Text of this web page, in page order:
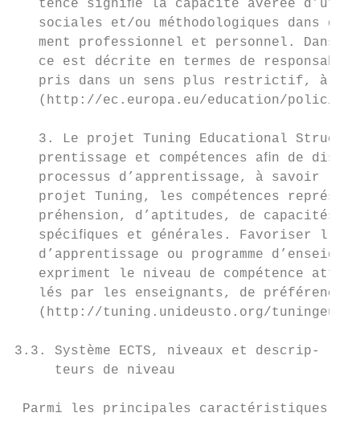
tence signiﬁe la capacité avérée
sociales et/ou méthodologiques dans
ment professionnel et personnel. Dans
ce est décrite en termes de
pris dans un sens plus restrictif, à
(http://ec.europa.eu/education/
3. Le projet Tuning Educational
prentissage et compétences aﬁn de
processus d’apprentissage, à savoir le
projet Tuning, les compétences
préhension, d’aptitudes, de capacités
spéciﬁques et générales. Favoriser
d’apprentissage ou programme
expriment le niveau de compétence
lés par les enseignants, de préférence
(http://tuning.unideusto.org/tuningeu
3.3. Système ECTS, niveaux et
teurs de niveau
Parmi les principales caractéristiques :